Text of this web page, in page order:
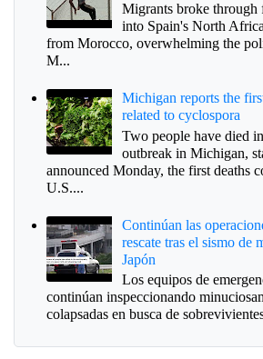
Migrants broke through
into Spain's North
from Morocco, overwhelming the
M...
Michigan reports the
related to cyclospora
Two people have died
outbreak in Michigan,
announced Monday, the first deaths
U.S....
Continúan las
rescate tras el sismo de
Japón
Los equipos de
continúan inspeccionando
colapsadas en busca de